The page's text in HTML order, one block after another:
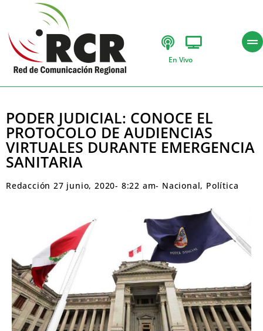
En Vivo
PODER JUDICIAL: CONOCE EL
PROTOCOLO DE AUDIENCIAS
VIRTUALES DURANTE EMERGENCIA
SANITARIA
Redacción 27 junio, 2020- 8:22 am- Nacional, Política